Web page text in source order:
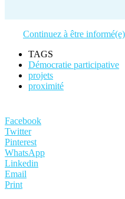
Continuez à être
TAGS
Démocratie participative
projets
proximité
Facebook
Twitter
Pinterest
WhatsApp
Linkedin
Email
Print